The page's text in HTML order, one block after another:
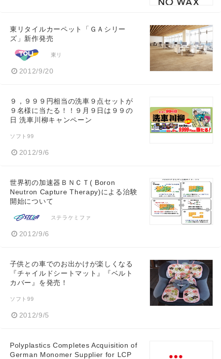
東リタイルカーペット「ＧＡシリー
ズ」新作発売
東リ
2012/9/20
９，９９９円相当の洗車９点セットが
９名様に当たる！！９月９日は９９の
日 洗車川柳キャンペーン
ソフト99
2012/9/6
世界初の加速器ＢＮＣＴ( Boron
Neutron Capture Therapy)による治験
開始について
ステラケミファ
2012/9/6
子供との車でのお出かけが楽しくなる
『チャイルドシートマット』『ベルト
カバー』を発売！
ソフト99
2012/9/5
Polyplastics Completes Acquisition of
German Monomer Supplier for LCP